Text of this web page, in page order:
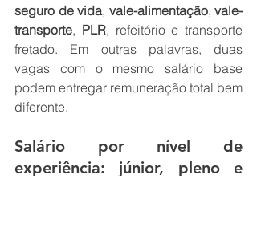
seguro de vida, vale-alimentação, vale-
transporte, PLR, refeitório e transporte
fretado. Em outras palavras, duas
vagas com o mesmo salário base
podem entregar remuneração total bem
diferente.
Salário por nível de
experiência: júnior, pleno e